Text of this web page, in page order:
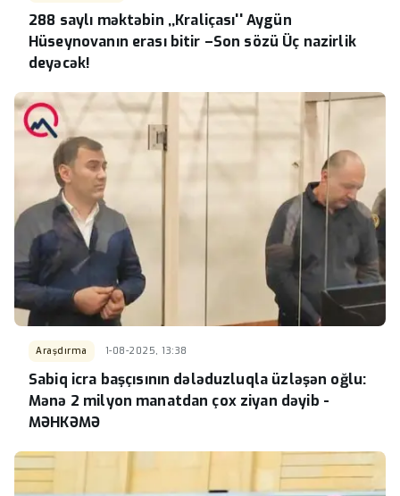
288 saylı məktəbin ,,Kraliçası'' Aygün
Hüseynovanın erası bitir –Son sözü Üç nazirlik
deyəcək!
Araşdırma 1-08-2025, 13:38
Sabiq icra başçısının dələduzluqla üzləşən oğlu:
Mənə 2 milyon manatdan çox ziyan dəyib -
MƏHKƏMƏ